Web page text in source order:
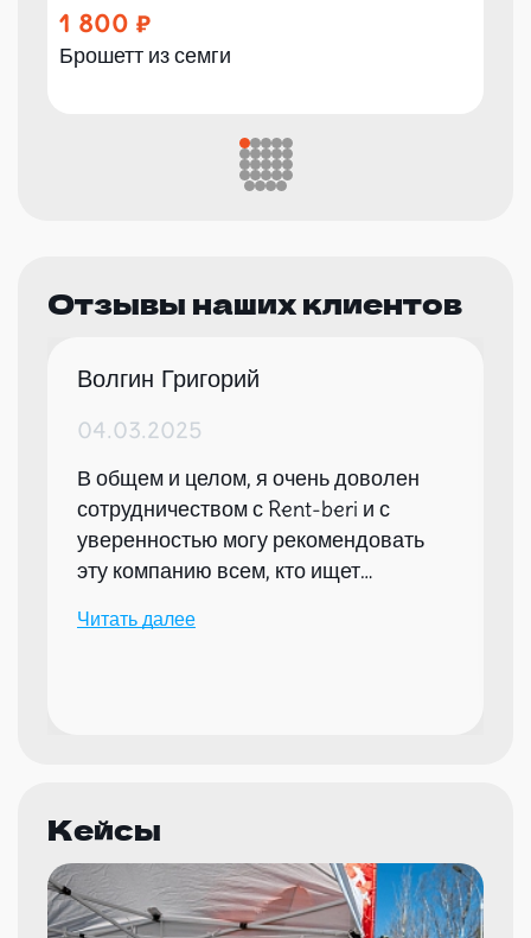
1 800
Брошетт из семги
Отзывы наших клиентов
Волгин Григорий
04.03.2025
В общем и целом, я очень доволен
сотрудничеством с Rent-beri и с
уверенностью могу рекомендовать
эту компанию всем, кто ищет
мероприятий.
Читать далее
Кейсы